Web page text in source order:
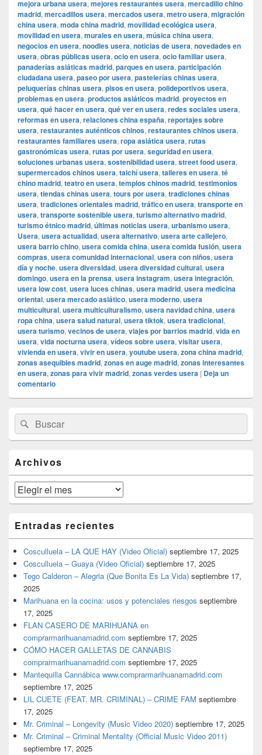
mejora urbana usera, mejores restaurantes usera, mercadillo chino
madrid, mercadillos usera, mercados usera, metro usera, migración
china usera, moda china madrid, movilidad ecológica usera,
movilidad en usera, murales en usera, música china usera,
negocios en usera, noodles usera, noticias de usera, novedades en
usera, obras públicas usera, ocio en usera, ocio familiar usera,
panaderías asiáticas madrid, parques en usera, participación
ciudadana usera, paseo por usera, pastelerías chinas usera,
peluquerías chinas usera, pisos en usera, polideportivos usera,
problemas en usera, productos asiáticos madrid, proyectos en
usera, qué hacer en usera, qué ver en usera, redes sociales usera,
reformas en usera, relaciones china españa, reportajes sobre
usera, restaurantes auténticos chinos, restaurantes chinos usera,
restaurantes familiares usera, ropa asiática usera, rutas
gastronómicas usera, rutas por usera, seguridad en usera,
soluciones urbanas usera, sostenibilidad usera, street food usera,
supermercados chinos usera, taichí usera, talleres en usera, té
chino madrid, teatro en usera, templos chinos madrid, testimonios
usera, tiendas chinas usera, tours por usera, tradiciones chinas
usera, tradiciones orientales madrid, tráfico en usera, transporte en
usera, transporte sostenible usera, turismo alternativo madrid,
turismo étnico madrid, últimas noticias usera, urbanismo usera,
Usera, usera actualidad, usera alternativo, usera arte callejero,
usera barrio chino, usera comida china, usera comida fusión, usera
compras, usera comunidad internacional, usera con niños, usera
día y noche, usera diversidad, usera diversidad cultural, usera
domingo, usera en la prensa, usera instagram, usera integración,
usera low cost, usera luces chinas, usera madrid, usera medicina
oriental, usera mercado asiático, usera moderno, usera
multicultural, usera multiculturalismo, usera navidad china, usera
ropa china, usera salud natural, usera tiktok, usera tradicional,
usera turismo, vecinos de usera, viajes por barrios madrid, vida en
usera, vida nocturna usera, vídeos sobre usera, visitar usera,
vivienda en usera, vivir en usera, youtube usera, zona china madrid,
zonas asequibles madrid, zonas en auge madrid, zonas interesantes
en usera, zonas para vivir madrid, zonas verdes usera | Deja un
comentario
área
de
widget
lateral
primaria
Buscar
por:
Buscar
Archivos
Archivos
Entradas recientes
Cosculluela – LA QUE HAY (Video Oficial) septiembre 17, 2025
Cosculluela – Guaya (Video Oficial) septiembre 17, 2025
Tego Calderon – Alegria (Que Bonita Es La Vida) septiembre 17,
2025
Marihuana en la cocina: usos y potenciales riesgos septiembre
17, 2025
FLAN CASERO DE MARIHUANA en
comprarmarihuanamadrid.com septiembre 17, 2025
CÓMO HACER GALLETAS DE CANNABIS
comprarmarihuanamadrid.com septiembre 17, 2025
Mantequilla Cannábica www.comprarmarihuanamadrid.com
septiembre 17, 2025
LIL CUETE (FEAT. MR. CRIMINAL) – CRIME FAM septiembre
17, 2025
Mr. Criminal – Longevity (Music Video 2020) septiembre 17, 2025
Mr. Criminal – Criminal Mentality (Official Music Video 2011)
septiembre 17, 2025